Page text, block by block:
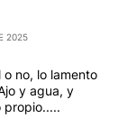
2025
o no, lo lamento
y agua, y
propio.....